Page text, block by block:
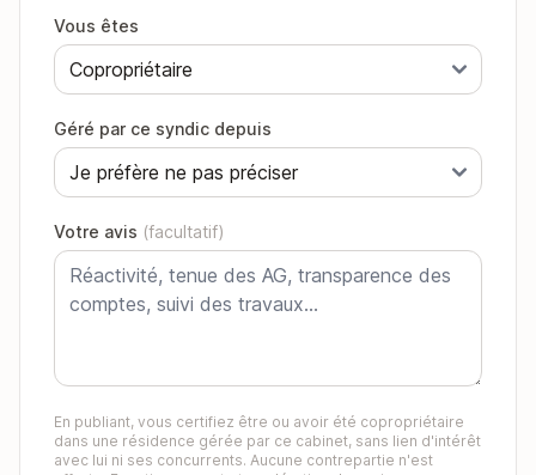
Vous êtes
Géré par ce syndic depuis
Votre avis (facultatif)
En publiant, vous certifiez être ou avoir été copropriétaire
dans une résidence gérée par ce cabinet, sans lien d'intérêt
avec lui ni ses concurrents. Aucune contrepartie n'est